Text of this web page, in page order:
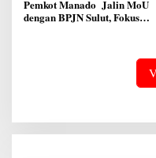
kepada Masyarakat
Pemkot Manado Jalin MoU
dengan BPJN Sulut, Fokus